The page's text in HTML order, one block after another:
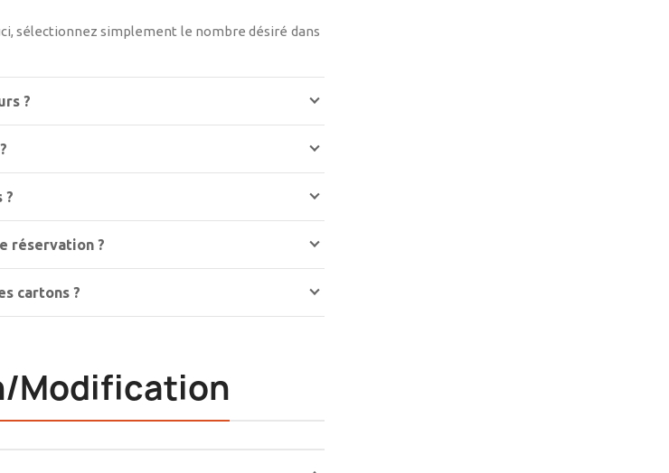
sélectionnez simplement le nombre désiré dans
?
?
réservation ?
cartons ?
Modification